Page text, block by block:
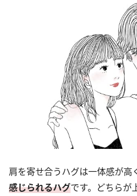
肩を寄せ合うハグは一体感が高
感じられるハグです。どちらが